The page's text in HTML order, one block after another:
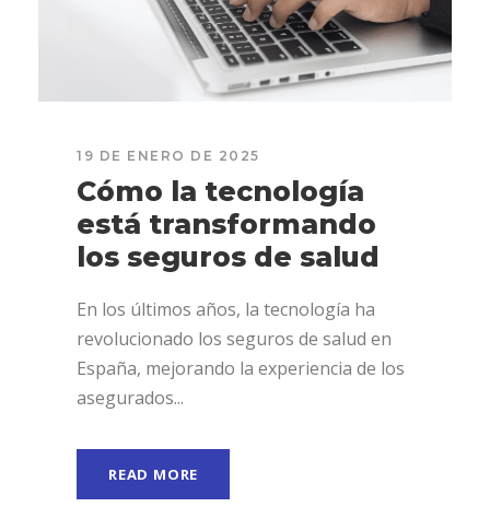
19 DE ENERO DE 2025
Cómo la tecnología
está transformando
los seguros de salud
En los últimos años, la tecnología ha
revolucionado los seguros de salud en
España, mejorando la experiencia de los
asegurados...
READ MORE